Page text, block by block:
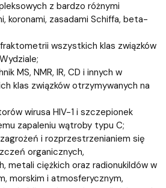
z bardzo różnymi
koronami, zasadami Schiffa, beta-
wszystkich klas związków
MS, NMR, IR, CD i innych w
klas związków otrzymywanych na
wirusa HIV-1 i szczepionek
zapaleniu wątroby typu C;
i rozprzestrzenianiem się
organicznych,
metali ciężkich oraz radionukildów w
morskim i atmosferycznym,